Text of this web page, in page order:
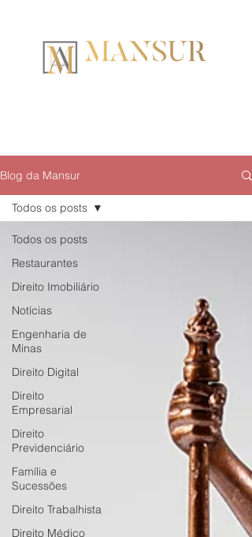
Blog da Mansur
Todos os posts
Restaurantes
Direito Imobiliário
Notícias
Engenharia de
Minas
Direito Digital
Direito
Empresarial
Direito
Previdenciário
Família e
Sucessões
Direito Trabalhista
Direito Médico
Todos os posts